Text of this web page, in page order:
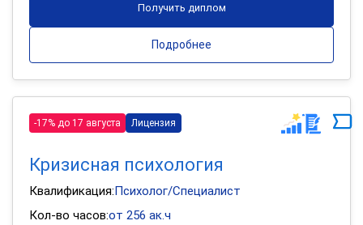
Получить диплом
Подробнее
-17% до 17 августа Лицензия
Кризисная психология
Квалификация:Психолог/Специалист
Кол-во часов:от 256 ак.ч